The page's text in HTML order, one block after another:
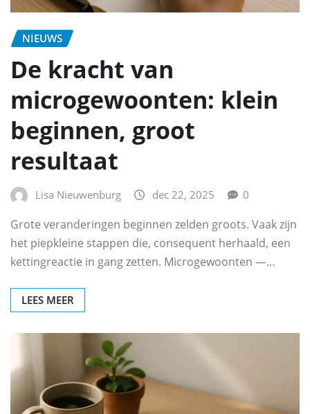
NIEUWS
De kracht van
microgewoonten: klein
beginnen, groot
resultaat
Lisa Nieuwenburg dec 22, 2025 0
Grote veranderingen beginnen zelden groots. Vaak zijn
het piepkleine stappen die, consequent herhaald, een
kettingreactie in gang zetten. Microgewoonten —…
LEES MEER